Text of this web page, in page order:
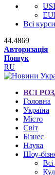
Всі
44.4869
Авторизація
Пошук
RU
ВСІ
Головна
Україна
Місто
Світ
Бізнес
Наука
Шоу-